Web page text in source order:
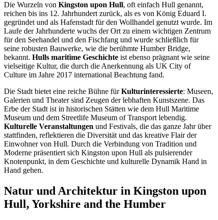
Die Wurzeln von Kingston upon Hull, oft einfach Hull genannt,
reichen bis ins 12. Jahrhundert zurück, als es von König Eduard I.
gegründet und als Hafenstadt für den Wollhandel genutzt wurde. Im
Laufe der Jahrhunderte wuchs der Ort zu einem wichtigen Zentrum
für den Seehandel und den Fischfang und wurde schließlich für
seine robusten Bauwerke, wie die berühmte Humber Bridge,
bekannt. Hulls maritime Geschichte ist ebenso prägnant wie seine
vielseitige Kultur, die durch die Anerkennung als UK City of
Culture im Jahre 2017 international Beachtung fand.
Die Stadt bietet eine reiche Bühne fürKulturinteressierte: Museen,
Galerien und Theater sind Zeugen der lebhaften Kunstszene. Das
Erbe der Stadt ist in historischen Stätten wie dem Hull Maritime
Museum und dem Streetlife Museum of Transport lebendig.
Kulturelle Veranstaltungen und Festivals, die das ganze Jahr über
stattfinden, reflektieren die Diversität und das kreative Flair der
Einwohner von Hull. Durch die Verbindung von Tradition und
Moderne präsentiert sich Kingston upon Hull als pulsierender
Knotenpunkt, in dem Geschichte und kulturelle Dynamik Hand in
Hand gehen.
Natur und Architektur in Kingston upon
Hull, Yorkshire and the Humber